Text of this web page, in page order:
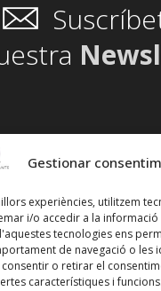
Gestionar
experiències, utilitzem
i/o accedir a la informació
tecnologies ens
de navegació o les
o retirar el
característiques i funcions.